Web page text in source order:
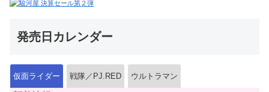
発売日カレンダー
仮面ライダー 戦隊／PJ.RED ウルトラマン